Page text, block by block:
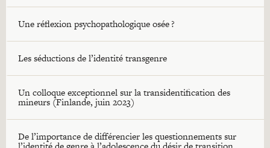
Une réflexion psychopathologique osée ?
Les séductions de l’identité transgenre
Un colloque exceptionnel sur la transidentification des
mineurs (Finlande, juin 2023)
De l’importance de différencier les questionnements sur